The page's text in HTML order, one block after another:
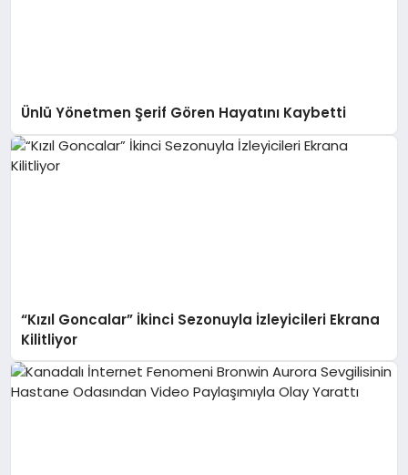
Ünlü Yönetmen Şerif Gören Hayatını Kaybetti
“Kızıl Goncalar” İkinci Sezonuyla İzleyicileri Ekrana
Kilitliyor